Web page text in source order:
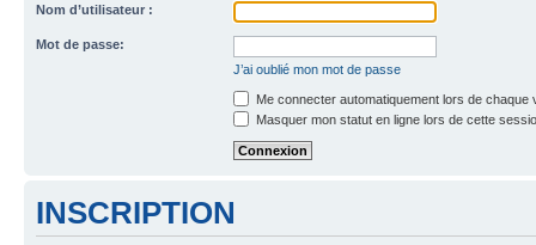
Nom d’utilisateur :
Mot de passe:
J’ai oublié mon mot de passe
Me connecter automatiquement lors de chaque
Masquer mon statut en ligne lors de cette
INSCRIPTION